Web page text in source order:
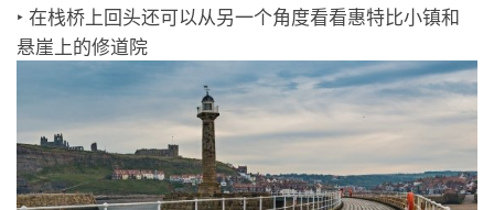
‣ 在栈桥上回头还可以从另一个角度看看惠特比小镇和
悬崖上的修道院